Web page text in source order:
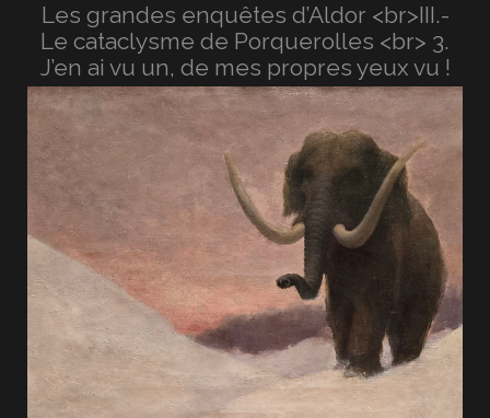
Les grandes enquêtes d’Aldor <br>III.-
Le cataclysme de Porquerolles <br> 3.
J’en ai vu un, de mes propres yeux vu !